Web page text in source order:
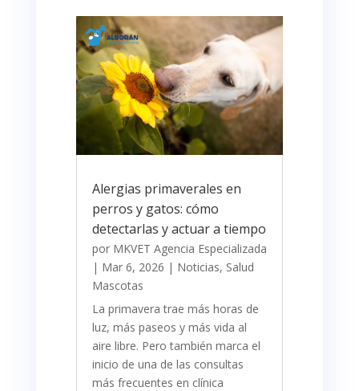
Alergias primaverales en
perros y gatos: cómo
detectarlas y actuar a tiempo
por MKVET Agencia Especializada
| Mar 6, 2026 | Noticias, Salud
Mascotas
La primavera trae más horas de
luz, más paseos y más vida al
aire libre. Pero también marca el
inicio de una de las consultas
más frecuentes en clínica